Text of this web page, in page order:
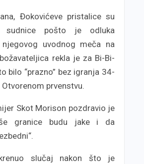
Đokovićeve pristalice su
sudnice pošto je odluka
uvodnog meča na
rekla je za Bi-Bi-
bilo “prazno” bez igranja 34-
prvenstvu.
Skot Morison pozdravio je
granice budu jake i da
slučaj nakon što je